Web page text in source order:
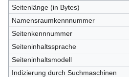
Seitenlänge (in Bytes)
Namensraumkennnummer
Seitenkennnummer
Seiteninhaltssprache
Seiteninhaltsmodell
Indizierung durch Suchmaschinen